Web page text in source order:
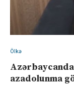
Ölkə
azadolunma